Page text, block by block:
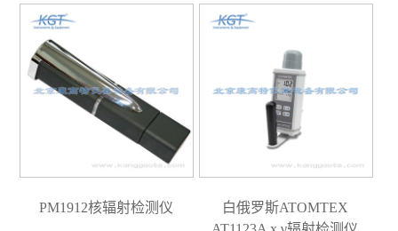
PM1912核辐射检测仪
白俄罗斯ATOMTEX